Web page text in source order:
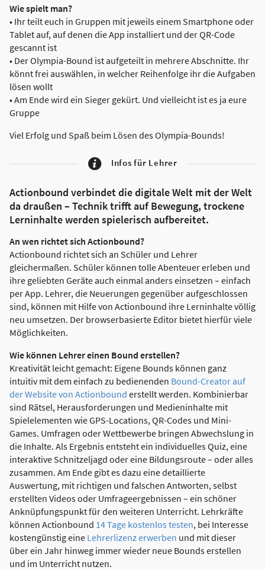
Wie spielt man?
• Ihr teilt euch in Gruppen mit jeweils einem Smartphone oder
Tablet auf, auf denen die App installiert und der QR-Code
gescannt ist
• Der Olympia-Bound ist aufgeteilt in mehrere Abschnitte. Ihr
könnt frei auswählen, in welcher Reihenfolge ihr die Aufgaben
lösen wollt
• Am Ende wird ein Sieger gekürt. Und vielleicht ist es ja eure
Gruppe
Viel Erfolg und Spaß beim Lösen des Olympia-Bounds!
Infos für Lehrer
Actionbound verbindet die digitale Welt mit der Welt
da draußen – Technik trifft auf Bewegung, trockene
Lerninhalte werden spielerisch aufbereitet.
An wen richtet sich Actionbound?
Actionbound richtet sich an Schüler und Lehrer
gleichermaßen. Schüler können tolle Abenteuer erleben und
ihre geliebten Geräte auch einmal anders einsetzen – einfach
per App. Lehrer, die Neuerungen gegenüber aufgeschlossen
sind, können mit Hilfe von Actionbound ihre Lerninhalte völlig
neu umsetzen. Der browserbasierte Editor bietet hierfür viele
Möglichkeiten.
Wie können Lehrer einen Bound erstellen?
Kreativität leicht gemacht: Eigene Bounds können ganz
intuitiv mit dem einfach zu bedienenden Bound-Creator auf
der Website von Actionbound erstellt werden. Kombinierbar
sind Rätsel, Herausforderungen und Medieninhalte mit
Spielelementen wie GPS-Locations, QR-Codes und Mini-
Games. Umfragen oder Wettbewerbe bringen Abwechslung in
die Inhalte. Als Ergebnis entsteht ein individuelles Quiz, eine
interaktive Schnitzeljagd oder eine Bildungsroute – oder alles
zusammen. Am Ende gibt es dazu eine detaillierte
Auswertung, mit richtigen und falschen Antworten, selbst
erstellten Videos oder Umfrageergebnissen – ein schöner
Anknüpfungspunkt für den weiteren Unterricht. Lehrkräfte
können Actionbound 14 Tage kostenlos testen, bei Interesse
kostengünstig eine Lehrerlizenz erwerben und mit dieser
über ein Jahr hinweg immer wieder neue Bounds erstellen
und im Unterricht nutzen.